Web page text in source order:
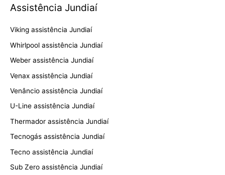
Assistência Jundiaí
Viking assistência Jundiaí
Whirlpool assistência Jundiaí
Weber assistência Jundiaí
Venax assistência Jundiaí
Venâncio assistência Jundiaí
U-Line assistência Jundiaí
Thermador assistência Jundiaí
Tecnogás assistência Jundiaí
Tecno assistência Jundiaí
Sub Zero assistência Jundiaí